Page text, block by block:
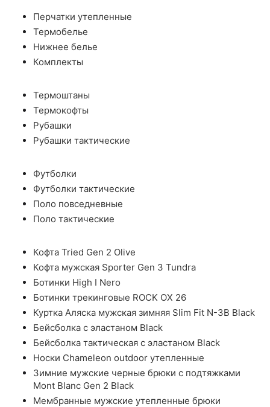
Перчатки утепленные
Термобелье
Нижнее белье
Комплекты
Термоштаны
Термокофты
Рубашки
Рубашки тактические
Футболки
Футболки тактические
Поло повседневные
Поло тактические
Кофта Tried Gen 2 Olive
Кофта мужская Sporter Gen 3 Tundra
Ботинки High I Nero
Ботинки трекинговые ROCK OX 26
Куртка Аляска мужская зимняя Slim Fit N-3B Black
Бейсболка с эластаном Black
Бейсболка тактическая с эластаном Black
Носки Chameleon outdoor утепленные
Зимние мужские черные брюки с подтяжками
Mont Blanc Gen 2 Black
Мембранные мужские утепленные брюки